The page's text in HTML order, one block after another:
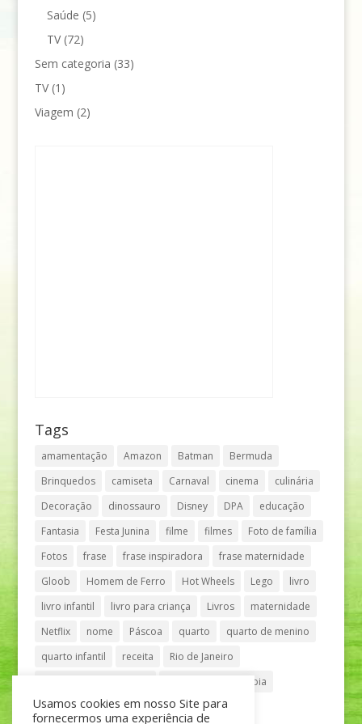
Saúde (5)
TV(72)
Sem categoria (33)
TV(1)
Viagem (2)
Tags
amamentação Amazon Batman
Bermuda
Brinquedos
camiseta Carnaval cinema
culinária
Decoração
dinossauro Disney DPA
educação
Fantasia
Festa Junina filme filmes
Foto de família
Fotos
frase frase inspiradora
frase maternidade
Gloob
Homem de Ferro Hot Wheels Lego
livro
livro infantil
livro para criança Livros
maternidade
Netflix
nome Páscoa quarto
quarto de menino
quarto infantil
receita
Rio de Janeiro
Shopping Vila Olímpia
São Paulo
teatro tênis
Usamos cookies em nosso Site para
fornecermos uma experiência de